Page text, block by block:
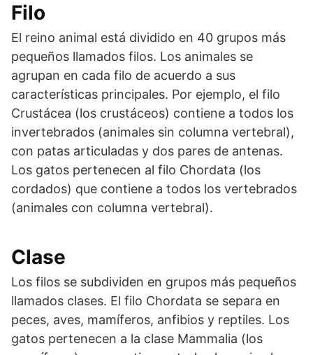
Filo
El reino animal está dividido en 40 grupos más
pequeños llamados filos. Los animales se
agrupan en cada filo de acuerdo a sus
características principales. Por ejemplo, el filo
Crustácea (los crustáceos) contiene a todos los
invertebrados (animales sin columna vertebral),
con patas articuladas y dos pares de antenas.
Los gatos pertenecen al filo Chordata (los
cordados) que contiene a todos los vertebrados
(animales con columna vertebral).
Clase
Los filos se subdividen en grupos más pequeños
llamados clases. El filo Chordata se separa en
peces, aves, mamíferos, anfibios y reptiles. Los
gatos pertenecen a la clase Mammalia (los